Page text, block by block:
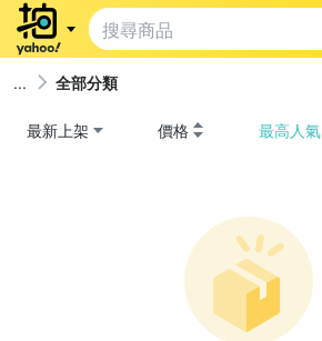
全部分類
最新上架 價格 最高人氣